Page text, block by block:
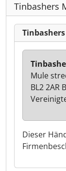
Tinbashers
Dieser
Mule
BL2 2AR